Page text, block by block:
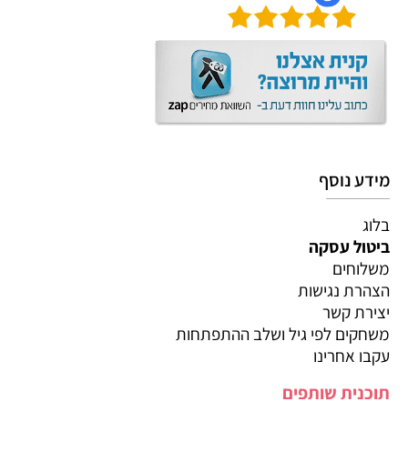
מידע נוסף
בלוג
ביטול עסקה
משלוחים
הצהרת נגישות
יצירת קשר
משחקים לפי גיל ושלב ההתפתחות
עקבו אחרינו
תוכנית שותפים